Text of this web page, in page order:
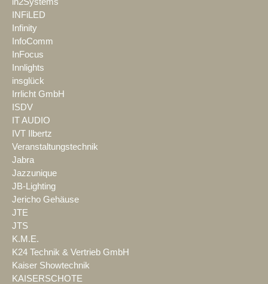
INFiLED
Infinity
InfoComm
InFocus
Innlights
insglück
Irrlicht GmbH
ISDV
IT AUDIO
IVT Ilbertz
Veranstaltungstechnik
Jabra
Jazzunique
JB-Lighting
Jericho Gehäuse
JTE
JTS
K.M.E.
K24 Technik & Vertrieb GmbH
Kaiser Showtechnik
KAISERSCHOTE